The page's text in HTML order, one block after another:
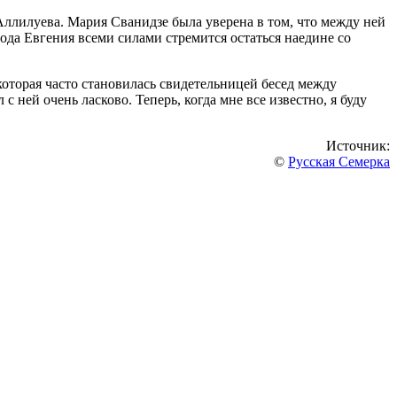
Мария Сванидзе была уверена в том, что между ней
Евгения всеми силами стремится остаться наедине со
часто становилась свидетельницей бесед между
очень ласково. Теперь, когда мне все известно, я буду
Источник:
© Русская Семерка